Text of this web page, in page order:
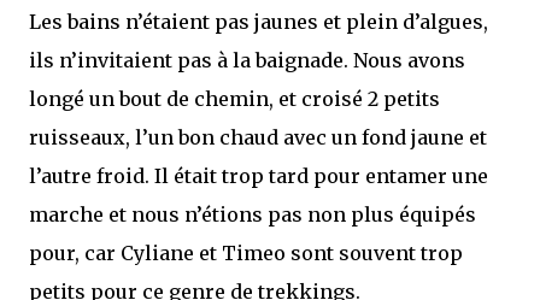
Les bains n’étaient pas jaunes et plein d’algues,
ils n’invitaient pas à la baignade. Nous avons
longé un bout de chemin, et croisé 2 petits
ruisseaux, l’un bon chaud avec un fond jaune et
l’autre froid. Il était trop tard pour entamer une
marche et nous n’étions pas non plus équipés
pour, car Cyliane et Timeo sont souvent trop
petits pour ce genre de trekkings.